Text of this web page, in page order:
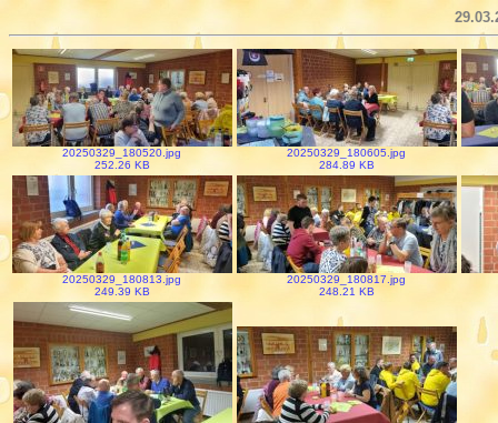
20250329_180520.jpg
252.26 KB
20250329_180605.jpg
284.89 KB
20250329_180813.jpg
249.39 KB
20250329_180817.jpg
248.21 KB